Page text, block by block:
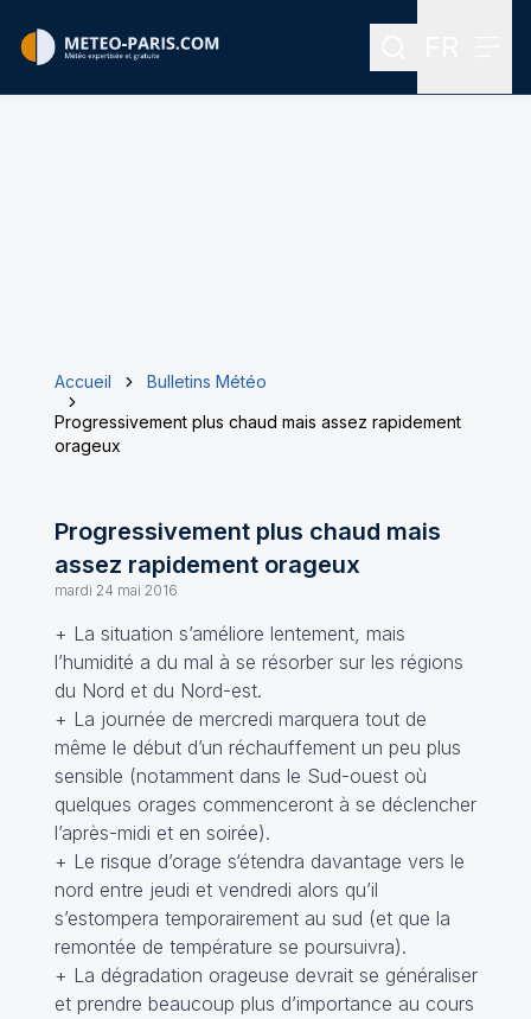
Rechercher
Accueil
Bulletins Météo
Progressivement plus chaud mais assez rapidement
orageux
Progressivement plus chaud mais
assez rapidement orageux
mardi 24 mai 2016
+ La situation s’améliore lentement, mais
l’humidité a du mal à se résorber sur les régions
du Nord et du Nord-est.
+ La journée de mercredi marquera tout de
même le début d’un réchauffement un peu plus
sensible (notamment dans le Sud-ouest où
quelques orages commenceront à se déclencher
l’après-midi et en soirée).
+ Le risque d’orage s‘étendra davantage vers le
nord entre jeudi et vendredi alors qu’il
s’estompera temporairement au sud (et que la
remontée de température se poursuivra).
+ La dégradation orageuse devrait se généraliser
et prendre beaucoup plus d’importance au cours